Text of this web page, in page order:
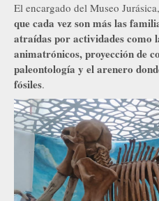
El encargado del Museo
que cada vez son más las
atraídas por actividades como
animatrónicos, proyección de
paleontología y el arenero
fósiles.